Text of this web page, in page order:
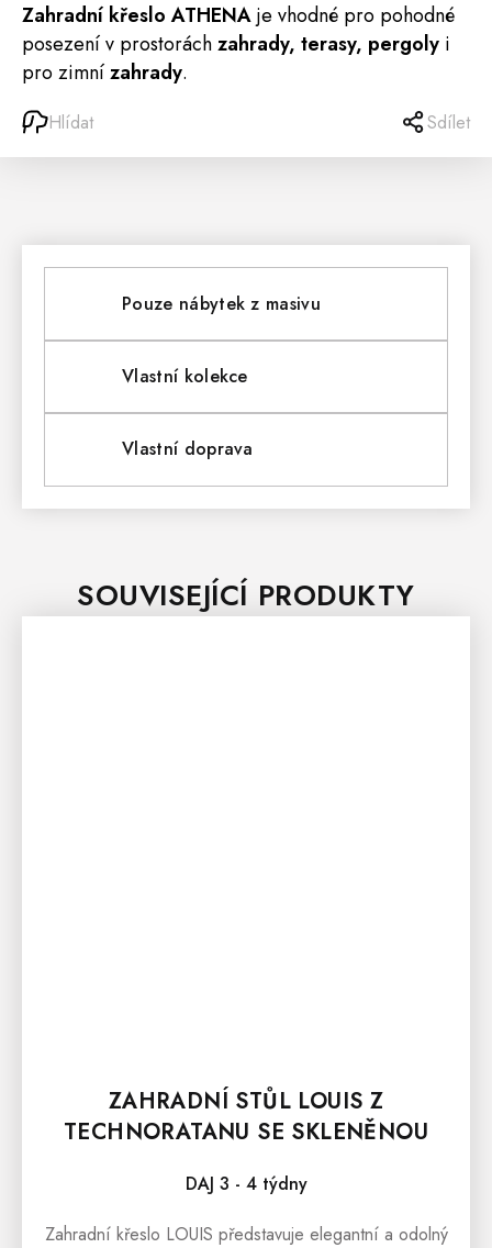
Zahradní křeslo ATHENAje vhodné pro pohodné
posezení v prostoráchzahrady, terasy, pergoly i
pro zimnízahrady.
Hlídat Sdílet
Pouze nábytek z masivu
Vlastní kolekce
Vlastní doprava
SOUVISEJÍCÍ PRODUKTY
ZAHRADNÍ STŮL LOUIS Z
TECHNORATANU SE SKLENĚNOU
DAJ 3 - 4 týdny
Zahradní křeslo LOUIS představuje elegantní a odolný